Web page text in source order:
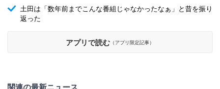
土田は「数年前までこんな番組じゃなかったなぁ」と昔を振り
返った
アプリで読む （アプリ限定記事）